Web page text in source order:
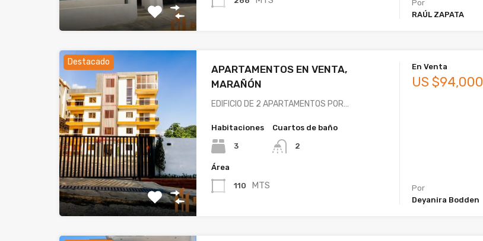
Por
RAÚL ZAPATA
Destacado
APARTAMENTOS EN VENTA,
MARAÑÓN
EDIFICIO DE 2 APARTAMENTOS POR…
Habitaciones
3
Cuartos de baño
2
Área
110 MTS
En Venta
US $94,000
Por
Deyanira Bodden